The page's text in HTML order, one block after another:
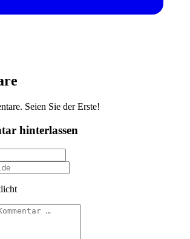
Seien Sie der Erste!
hinterlassen